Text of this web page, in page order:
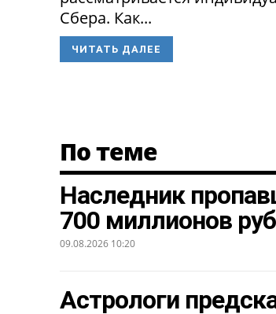
Сбера. Как...
ЧИТАТЬ ДАЛЕЕ
По теме
Наследник
700 миллионов
09.08.2026 10:20
Астрологи